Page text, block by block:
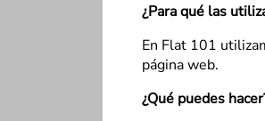
¿Para qué las
En Flat 101
página web.
¿Qué puedes